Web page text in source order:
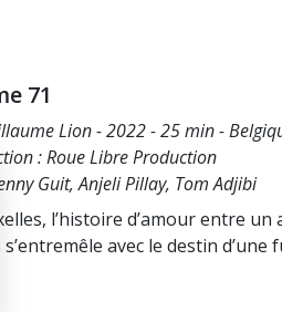
71
Lion - 2022 - 25 min -
: Roue Libre Production
Guit, Anjeli Pillay, Tom Adjibi
l’histoire d’amour entre
s’entremêle avec le destin